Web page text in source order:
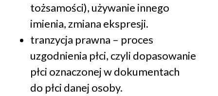
tożsamości), używanie innego
imienia, zmiana ekspresji.
tranzycja prawna – proces
uzgodnienia płci, czyli dopasowanie
płci oznaczonej w dokumentach
do płci danej osoby.